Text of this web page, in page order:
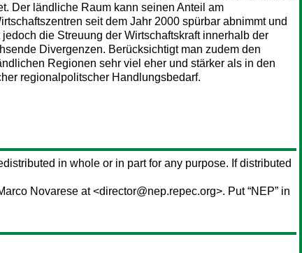
Der ländliche Raum kann seinen Anteil am
seit dem Jahr 2000 spürbar abnimmt und
die Streuung der Wirtschaftskraft innerhalb der
Divergenzen. Berücksichtigt man zudem den
Regionen sehr viel eher und stärker als in den
regionalpolitscher Handlungsbedarf.
in whole or in part for any purpose. If distributed
Novarese at <director@nep.repec.org>. Put “NEP” in